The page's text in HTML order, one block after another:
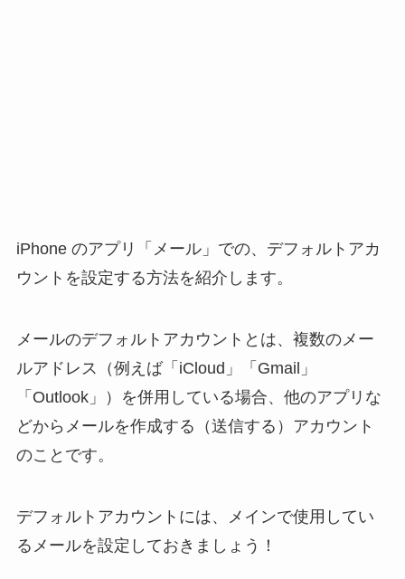
iPhone のアプリ「メール」での、デフォルトアカ
ウントを設定する方法を紹介します。
メールのデフォルトアカウントとは、複数のメー
ルアドレス（例えば「iCloud」「Gmail」
「Outlook」）を併用している場合、他のアプリな
どからメールを作成する（送信する）アカウント
のことです。
デフォルトアカウントには、メインで使用してい
るメールを設定しておきましょう！